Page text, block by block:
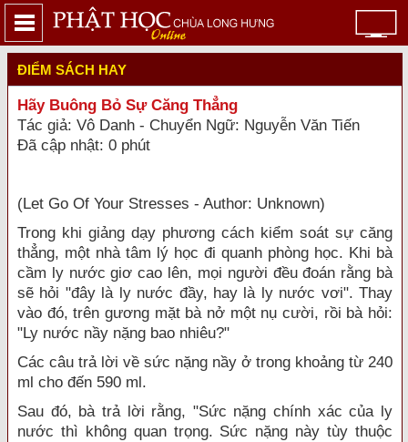
ĐIỂM SÁCH HAY
Hãy Buông Bỏ Sự Căng Thẳng
Tác giả: Vô Danh - Chuyển Ngữ: Nguyễn Văn Tiến
Đã cập nhật: 0 phút
(Let Go Of Your Stresses - Author: Unknown)
Trong khi giảng dạy phương cách kiểm soát sự căng
thẳng, một nhà tâm lý học đi quanh phòng học. Khi bà
cầm ly nước giơ cao lên, mọi người đều đoán rằng bà
sẽ hỏi "đây là ly nước đầy, hay là ly nước vơi". Thay
vào đó, trên gương mặt bà nở một nụ cười, rồi bà hỏi:
"Ly nước nầy nặng bao nhiêu?"
Các câu trả lời về sức nặng nầy ở trong khoảng từ 240
ml cho đến 590 ml.
Sau đó, bà trả lời rằng, "Sức nặng chính xác của ly
nước thì không quan trọng. Sức nặng này tùy thuộc